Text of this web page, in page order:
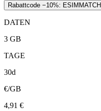
Rabattcode −10%: ESIMMATCH
DATEN
3 GB
TAGE
30d
€/GB
4,91 €